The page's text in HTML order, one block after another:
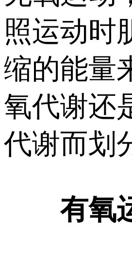
照运动时
缩的能量
氧代谢还
代谢而划
有氧